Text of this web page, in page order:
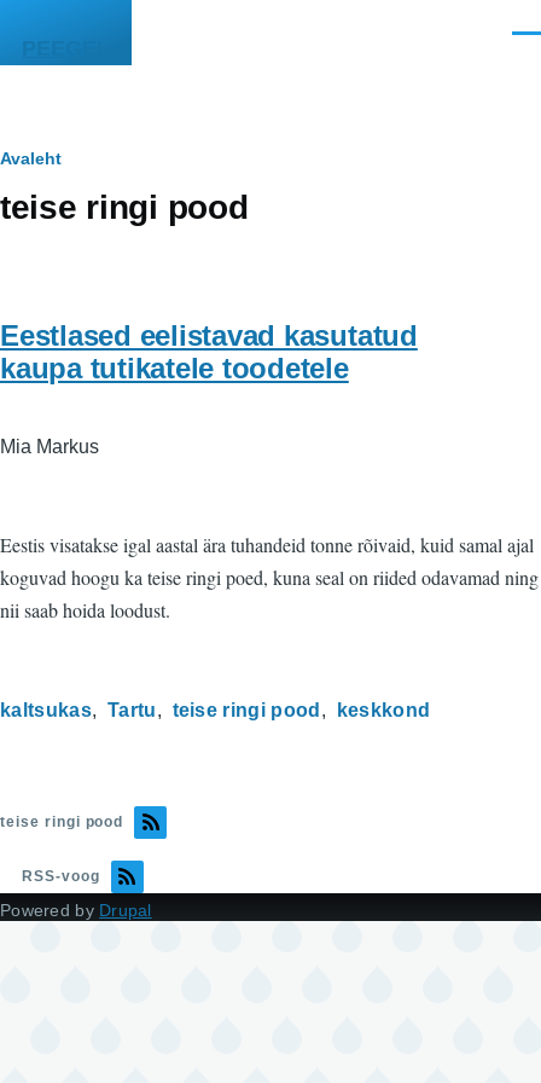
PEEGEL
Leivapuru
Avaleht
teise ringi pood
Eestlased eelistavad kasutatud
kaupa tutikatele toodetele
Mia Markus
Eestis visatakse igal aastal ära tuhandeid tonne rõivaid, kuid samal ajal
koguvad hoogu ka teise ringi poed, kuna seal on riided odavamad ning
nii saab hoida loodust.
kaltsukas Tartu teise ringi pood keskkond
teise ringi pood
RSS-voog
Powered by Drupal